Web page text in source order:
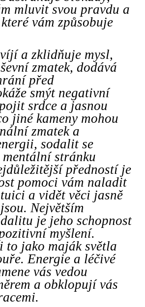
mluvit svou pravdu a
vám způsobuje
a zklidňuje mysl,
zmatek, dodává
před
smýt negativní
srdce a jasnou
jiné kameny mohou
zmatek a
sodalit se
stránku
předností je
pomoci vám naladit
a vidět věci jasně
Největším
je jeho schopnost
myšlení.
to jako maják světla
Energie a léčivé
vás vedou
a obklopují vás